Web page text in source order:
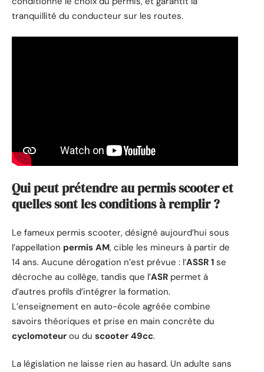
tranquillité du conducteur sur les routes.
Qui peut prétendre au permis scooter et
quelles sont les conditions à remplir ?
Le fameux permis scooter, désigné aujourd’hui sous
l’appellation permis AM, cible les mineurs à partir de
14 ans. Aucune dérogation n’est prévue : l’ASSR 1 se
décroche au collège, tandis que l’ASR permet à
d’autres profils d’intégrer la formation.
L’enseignement en auto-école agréée combine
savoirs théoriques et prise en main concrète du
cyclomoteur ou du scooter 49cc.
La législation ne laisse rien au hasard. Un adulte sans